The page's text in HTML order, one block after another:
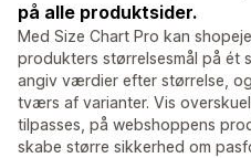
på alle produktsider.
Med Size Chart Pro kan
produkters størrelsesmål på ét
angiv værdier efter størrelse,
tværs af varianter. Vis
tilpasses, på webshoppens
skabe større sikkerhed om